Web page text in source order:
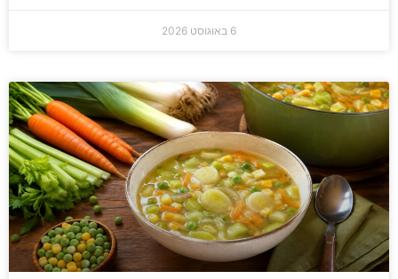
6 באוגוסט 2026